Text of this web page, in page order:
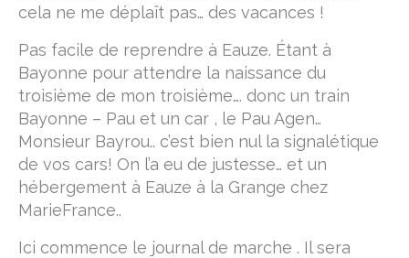
Réfléchir
Devenir un pèlerin
le bourdon, la besace et la calebasse
étapes & hébergements
hébergements Podiensis
hébergements Camino Francès
Lire
cela ne me déplaît pas… des vacances !
Pas facile de reprendre à Eauze. Étant à
Bayonne pour attendre la naissance du
troisième de mon troisième…. donc un train
Bayonne – Pau et un car , le Pau Agen…
Monsieur Bayrou.. c’est bien nul la signalétique
de vos cars! On l’a eu de justesse… et un
hébergement à Eauze à la Grange chez
MarieFrance..
Ici commence le journal de marche . Il sera